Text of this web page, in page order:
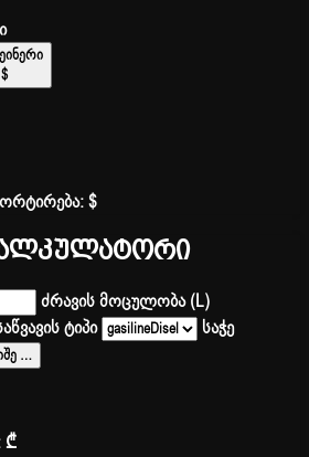
$
$
ძრავის მოცულობა (L)
ტიპი
საჭე
…
₾